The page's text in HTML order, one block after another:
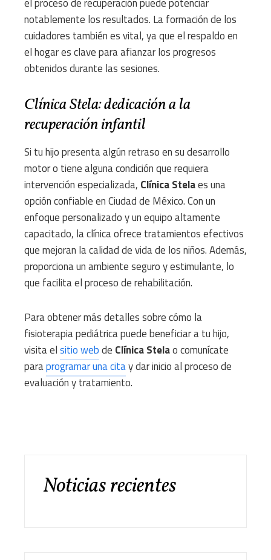
notablemente los resultados. La formación de los
cuidadores también es vital, ya que el respaldo en
el hogar es clave para afianzar los progresos
obtenidos durante las sesiones.
Clínica Stela: dedicación a la
recuperación infantil
Si tu hijo presenta algún retraso en su desarrollo
motor o tiene alguna condición que requiera
intervención especializada, Clínica Stelaes una
opción confiable en Ciudad de México. Con un
enfoque personalizado y un equipo altamente
capacitado, la clínica ofrece tratamientos efectivos
que mejoran la calidad de vida de los niños. Además,
proporciona un ambiente seguro y estimulante, lo
que facilita el proceso de rehabilitación.
Para obtener más detalles sobre cómo la
fisioterapia pediátrica puede beneficiar a tu hijo,
visita elsitio webde Clínica Stelao comunícate
paraprogramar una citay dar inicio al proceso de
evaluación y tratamiento.
Noticias recientes